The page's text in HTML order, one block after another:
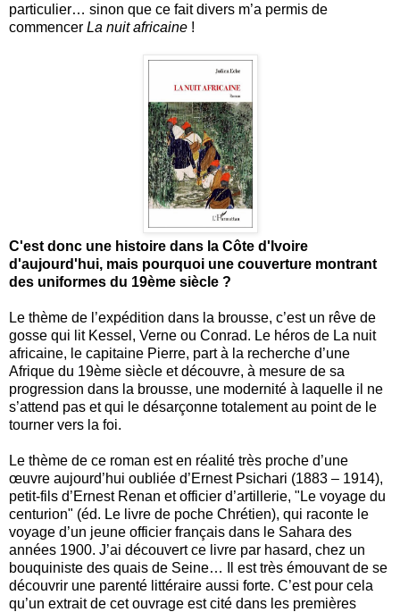
particulier… sinon que ce fait divers m’a permis de
commencer La nuit africaine !
C'est donc une histoire dans la Côte d'Ivoire
d'aujourd'hui, mais pourquoi une couverture montrant
des uniformes du 19ème siècle ?
Le thème de l’expédition dans la brousse, c’est un rêve de
gosse qui lit Kessel, Verne ou Conrad. Le héros de La nuit
africaine, le capitaine Pierre, part à la recherche d’une
Afrique du 19ème siècle et découvre, à mesure de sa
progression dans la brousse, une modernité à laquelle il ne
s’attend pas et qui le désarçonne totalement au point de le
tourner vers la foi.
Le thème de ce roman est en réalité très proche d’une
œuvre aujourd’hui oubliée d’Ernest Psichari (1883 – 1914),
petit-fils d’Ernest Renan et officier d’artillerie, "Le voyage du
centurion" (éd. Le livre de poche Chrétien), qui raconte le
voyage d’un jeune officier français dans le Sahara des
années 1900. J’ai découvert ce livre par hasard, chez un
bouquiniste des quais de Seine… Il est très émouvant de se
découvrir une parenté littéraire aussi forte. C’est pour cela
qu’un extrait de cet ouvrage est cité dans les premières